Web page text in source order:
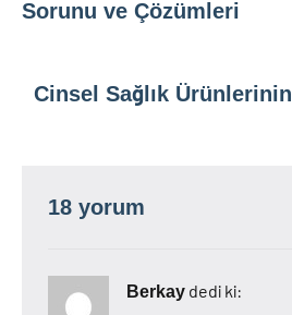
Sorunu ve Çözümleri
Cinsel Sağlık
18 yorum
Berkay dedi ki: